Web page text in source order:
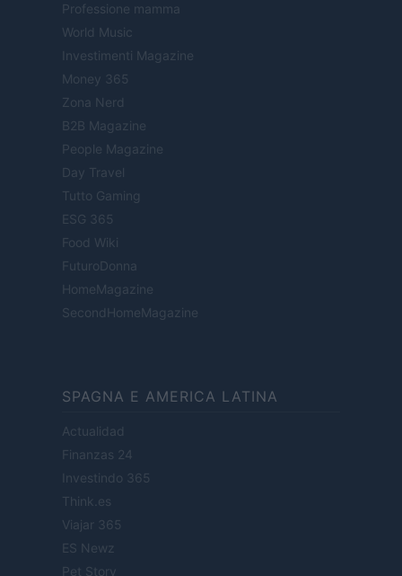
Professione mamma
World Music
Investimenti Magazine
Money 365
Zona Nerd
B2B Magazine
People Magazine
Day Travel
Tutto Gaming
ESG 365
Food Wiki
FuturoDonna
HomeMagazine
SecondHomeMagazine
SPAGNA E AMERICA LATINA
Actualidad
Finanzas 24
Investindo 365
Think.es
Viajar 365
ES Newz
Pet Story